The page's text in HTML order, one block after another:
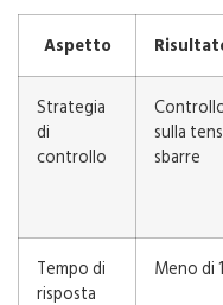
Aspetto
Strategia
di
controllo
sulla
sbarre
Tempo di
risposta
Meno di